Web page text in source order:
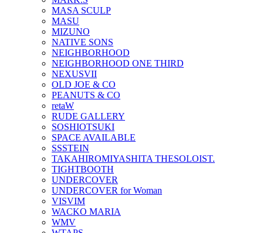
MASA SCULP
MASU
MIZUNO
NATIVE SONS
NEIGHBORHOOD
NEIGHBORHOOD ONE THIRD
NEXUSVII
OLD JOE & CO
PEANUTS & CO
retaW
RUDE GALLERY
SOSHIOTSUKI
SPACE AVAILABLE
SSSTEIN
TAKAHIROMIYASHITA THESOLOIST.
TIGHTBOOTH
UNDERCOVER
UNDERCOVER for Woman
VISVIM
WACKO MARIA
WMV